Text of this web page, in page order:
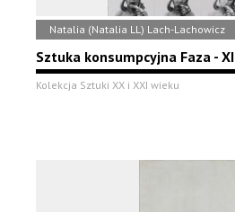
Natalia (Natalia LL) Lach-Lachowicz
Sztuka konsumpcyjna Faza - XI
Kolekcja Sztuki XX i XXI wieku